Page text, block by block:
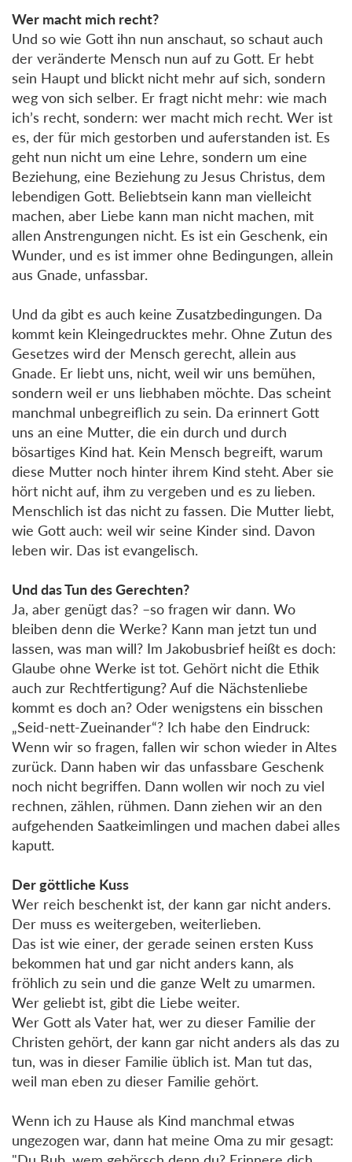
Wer macht mich recht?
Und so wie Gott ihn nun anschaut, so schaut auch
der veränderte Mensch nun auf zu Gott. Er hebt
sein Haupt und blickt nicht mehr auf sich, sondern
weg von sich selber. Er fragt nicht mehr: wie mach
ich’s recht, sondern: wer macht mich recht. Wer ist
es, der für mich gestorben und auferstanden ist. Es
geht nun nicht um eine Lehre, sondern um eine
Beziehung, eine Beziehung zu Jesus Christus, dem
lebendigen Gott. Beliebtsein kann man vielleicht
machen, aber Liebe kann man nicht machen, mit
allen Anstrengungen nicht. Es ist ein Geschenk, ein
Wunder, und es ist immer ohne Bedingungen, allein
aus Gnade, unfassbar.
Und da gibt es auch keine Zusatzbedingungen. Da
kommt kein Kleingedrucktes mehr. Ohne Zutun des
Gesetzes wird der Mensch gerecht, allein aus
Gnade. Er liebt uns, nicht, weil wir uns bemühen,
sondern weil er uns liebhaben möchte. Das scheint
manchmal unbegreiflich zu sein. Da erinnert Gott
uns an eine Mutter, die ein durch und durch
bösartiges Kind hat. Kein Mensch begreift, warum
diese Mutter noch hinter ihrem Kind steht. Aber sie
hört nicht auf, ihm zu vergeben und es zu lieben.
Menschlich ist das nicht zu fassen. Die Mutter liebt,
wie Gott auch: weil wir seine Kinder sind. Davon
leben wir. Das ist evangelisch.
Und das Tun des Gerechten?
Ja, aber genügt das? –so fragen wir dann. Wo
bleiben denn die Werke? Kann man jetzt tun und
lassen, was man will? Im Jakobusbrief heißt es doch:
Glaube ohne Werke ist tot. Gehört nicht die Ethik
auch zur Rechtfertigung? Auf die Nächstenliebe
kommt es doch an? Oder wenigstens ein bisschen
„Seid-nett-Zueinander“? Ich habe den Eindruck:
Wenn wir so fragen, fallen wir schon wieder in Altes
zurück. Dann haben wir das unfassbare Geschenk
noch nicht begriffen. Dann wollen wir noch zu viel
rechnen, zählen, rühmen. Dann ziehen wir an den
aufgehenden Saatkeimlingen und machen dabei alles
kaputt.
Der göttliche Kuss
Wer reich beschenkt ist, der kann gar nicht anders.
Der muss es weitergeben, weiterlieben.
Das ist wie einer, der gerade seinen ersten Kuss
bekommen hat und gar nicht anders kann, als
fröhlich zu sein und die ganze Welt zu umarmen.
Wer geliebt ist, gibt die Liebe weiter.
Wer Gott als Vater hat, wer zu dieser Familie der
Christen gehört, der kann gar nicht anders als das zu
tun, was in dieser Familie üblich ist. Man tut das,
weil man eben zu dieser Familie gehört.
Wenn ich zu Hause als Kind manchmal etwas
ungezogen war, dann hat meine Oma zu mir gesagt: